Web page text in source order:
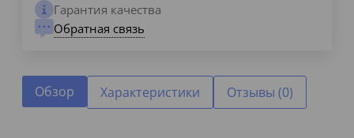
Гарантия качества
Обратная связь
Обзор Характеристики Отзывы (0)